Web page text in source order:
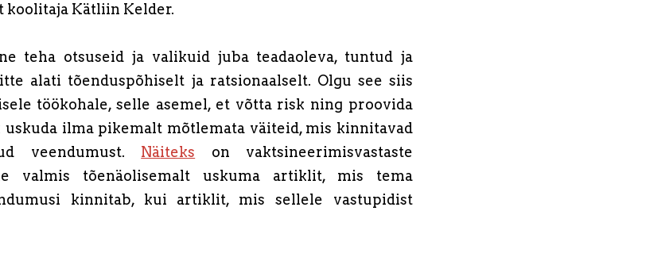
koolitaja Kätliin Kelder.
teha otsuseid ja valikuid juba teadaoleva, tuntud ja
alati tõenduspõhiselt ja ratsionaalselt. Olgu see siis
töökohale, selle asemel, et võtta risk ning proovida
ilma pikemalt mõtlemata väiteid, mis kinnitavad
veendumust. Näiteks on vaktsineerimisvastaste
valmis tõenäolisemalt uskuma artiklit, mis tema
kinnitab, kui artiklit, mis sellele vastupidist